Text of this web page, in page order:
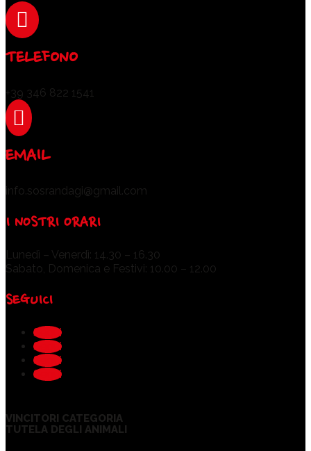

TELEFONO
+39 346 822 1541

EMAIL
info.sosrandagi@gmail.com
I NOSTRI ORARI
Lunedì – Venerdì: 14.30 – 16.30
Sabato, Domenica e Festivi: 10.00 – 12.00
SEGUICI
Segui
Segui
Segui
Segui
VINCITORI CATEGORIA
TUTELA DEGLI ANIMALI